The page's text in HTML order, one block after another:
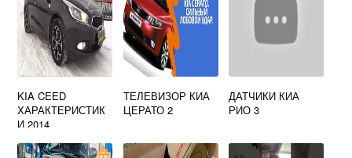
KIA CEED
ХАРАКТЕРИСТИК
И 2014
ТЕЛЕВИЗОР КИА
ЦЕРАТО 2
ДАТЧИКИ КИА
РИО 3